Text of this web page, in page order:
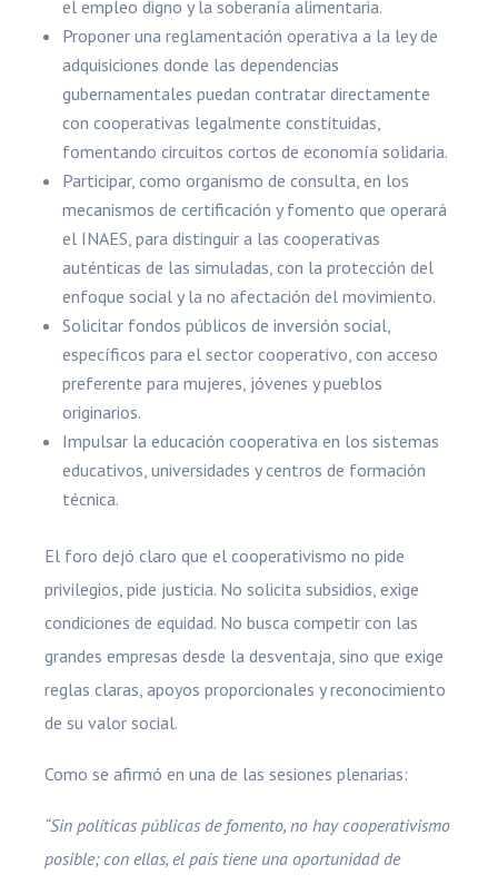
el empleo digno y la soberanía alimentaria.
Proponer una reglamentación operativa a la ley de
adquisiciones donde las dependencias
gubernamentales puedan contratar directamente
con cooperativas legalmente constituidas,
fomentando circuitos cortos de economía solidaria.
Participar, como organismo de consulta, en los
mecanismos de certificación y fomento que operará
el INAES, para distinguir a las cooperativas
auténticas de las simuladas, con la protección del
enfoque social y la no afectación del movimiento.
Solicitar fondos públicos de inversión social,
específicos para el sector cooperativo, con acceso
preferente para mujeres, jóvenes y pueblos
originarios.
Impulsar la educación cooperativa en los sistemas
educativos, universidades y centros de formación
técnica.
El foro dejó claro que el cooperativismo no pide
privilegios, pide justicia. No solicita subsidios, exige
condiciones de equidad. No busca competir con las
grandes empresas desde la desventaja, sino que exige
reglas claras, apoyos proporcionales y reconocimiento
de su valor social.
Como se afirmó en una de las sesiones plenarias:
“Sin políticas públicas de fomento, no hay cooperativismo
posible; con ellas, el país tiene una oportunidad de